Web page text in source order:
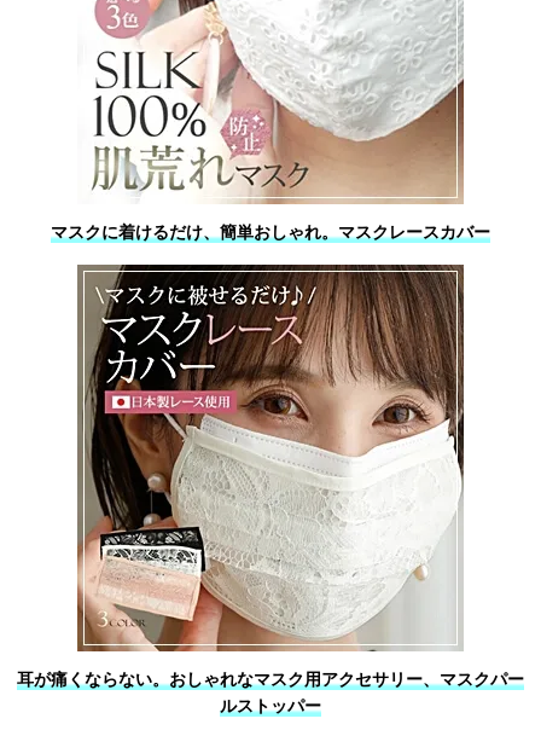
マスクに着けるだけ、簡単おしゃれ。マスクレースカバー
耳が痛くならない。おしゃれなマスク用アクセサリー、マスクパー
ルストッパー